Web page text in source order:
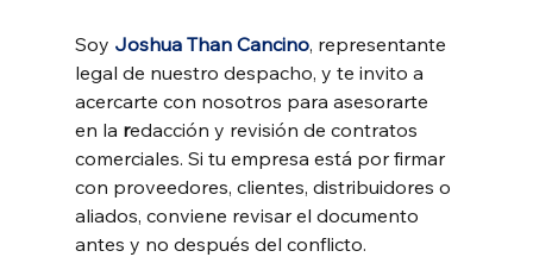
Soy Joshua Than Cancino, representante
legal de nuestro despacho, y te invito a
acercarte con nosotros para asesorarte
en la redacción y revisión de contratos
comerciales. Si tu empresa está por firmar
con proveedores, clientes, distribuidores o
aliados, conviene revisar el documento
antes y no después del conflicto.